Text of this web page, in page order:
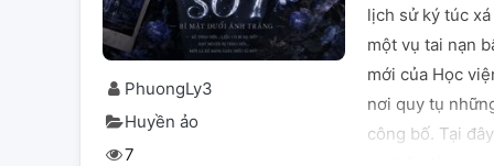
PhuongLy3
Huyền ảo
7
lịch sử ký túc
một vụ tai nạn
mới của Học
nơi quy tụ
công bố. Tại